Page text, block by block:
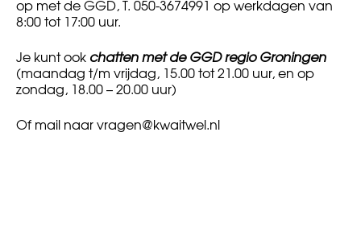
op met de GGD, T. 050-3674991 op werkdagen van
8:00 tot 17:00 uur.
Je kunt ook chatten met de GGD regio Groningen
(maandag t/m vrijdag, 15.00 tot 21.00 uur, en op
zondag, 18.00 – 20.00 uur)
Of mail naarvragen@kwaitwel.nl